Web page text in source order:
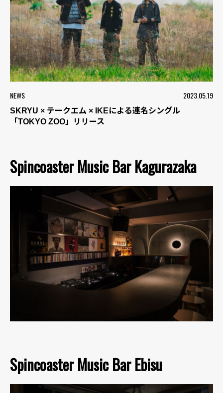
NEWS 2023.05.19
SKRYU × テークエム × IKEによる連名シングル
「TOKYO ZOO」リリース
Spincoaster Music Bar Kagurazaka
Spincoaster Music Bar Ebisu